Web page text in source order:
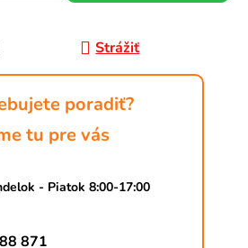
Strážiť
poradiť?
tu pre vás
- Piatok 8:00-17:00
871